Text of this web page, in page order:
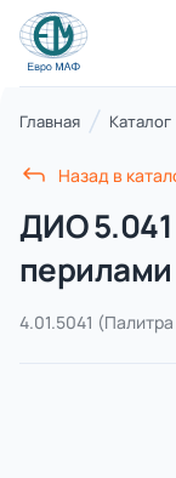
КАТАЛОГ
21
Главная Каталог
Назад в
ДИО 5.041
4.01.5041 (Палитра